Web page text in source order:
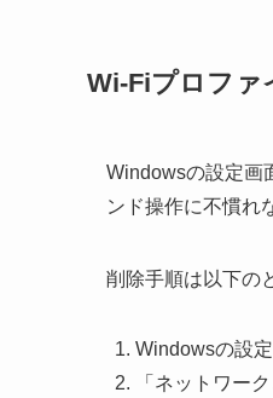
Wi-Fiプロファ
Windowsの設定画
ンド操作に不慣れ
削除手順は以下の
Windowsの設
「ネットワー